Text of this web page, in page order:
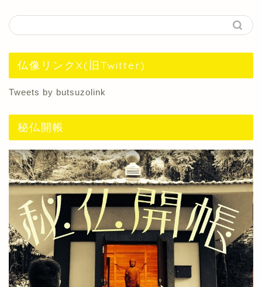
仏像リンクX(旧Twitter)
Tweets by butsuzolink
秘仏開帳